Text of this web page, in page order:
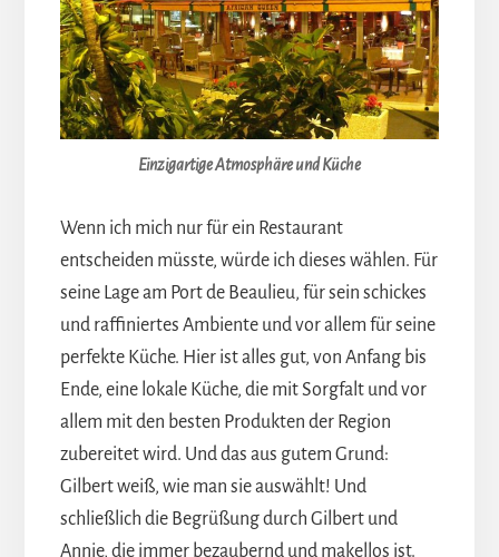
Einzigartige Atmosphäre und Küche
Wenn ich mich nur für ein Restaurant
entscheiden müsste, würde ich dieses wählen. Für
seine Lage am Port de Beaulieu, für sein schickes
und raffiniertes Ambiente und vor allem für seine
perfekte Küche. Hier ist alles gut, von Anfang bis
Ende, eine lokale Küche, die mit Sorgfalt und vor
allem mit den besten Produkten der Region
zubereitet wird. Und das aus gutem Grund:
Gilbert weiß, wie man sie auswählt! Und
schließlich die Begrüßung durch Gilbert und
Annie, die immer bezaubernd und makellos ist.